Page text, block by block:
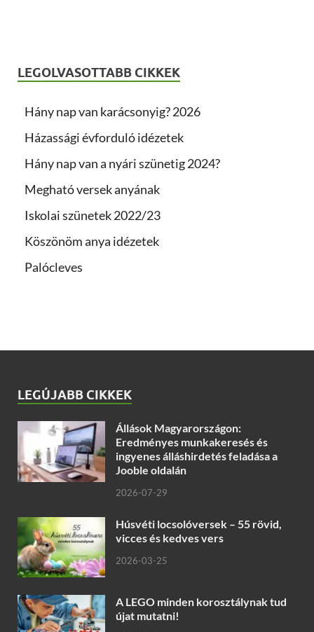
LEGOLVASOTTABB CIKKEK
Hány nap van karácsonyig? 2026
Házassági évforduló idézetek
Hány nap van a nyári szünetig 2024?
Megható versek anyának
Iskolai szünetek 2022/23
Köszönöm anya idézetek
Palócleves
LEGÚJABB CIKKEK
Állások Magyarországon:
Eredményes munkakeresés és
ingyenes álláshirdetés feladása a
Jooble oldalán
2026-07-29
Húsvéti locsolóversek – 55 rövid,
vicces és kedves vers
2026-03-25
A LEGO minden korosztálynak tud
újat mutatni!